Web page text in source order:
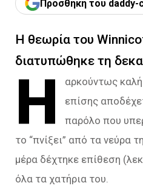
Προσθήκη του
Η θεωρία του
διατυπώθηκε τη
Η
αρκούντως καλή
επίσης
παρόλο που
το “πνίξει” από τα νεύρα
μέρα δέχτηκε επίθεση
όλα τα χατήρια του.